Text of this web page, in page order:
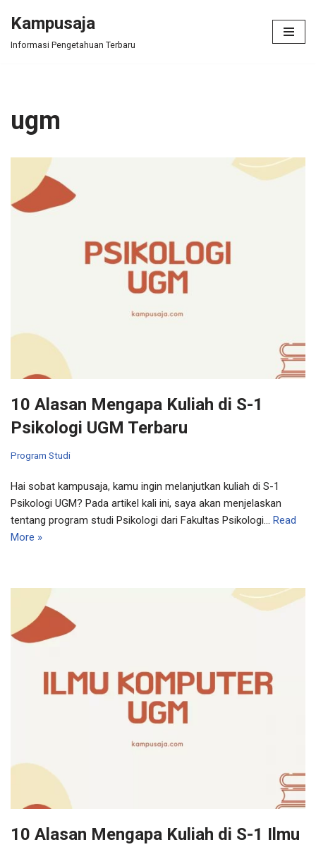
Skip
Kampusaja
Informasi Pengetahuan Terbaru
ugm
10 Alasan Mengapa Kuliah di S-1
Psikologi UGM Terbaru
Program Studi
Hai sobat kampusaja, kamu ingin melanjutkan kuliah di S-1
Psikologi UGM? Pada artikel kali ini, saya akan menjelaskan
tentang program studi Psikologi dari Fakultas Psikologi… Read
More »
10 Alasan Mengapa Kuliah di S-1 Ilmu